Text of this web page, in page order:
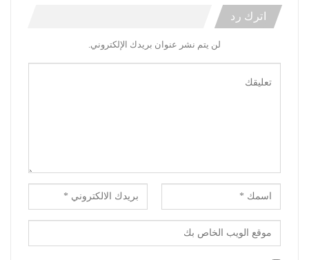
اترك رد
لن يتم نشر عنوان بريدك الإلكتروني.